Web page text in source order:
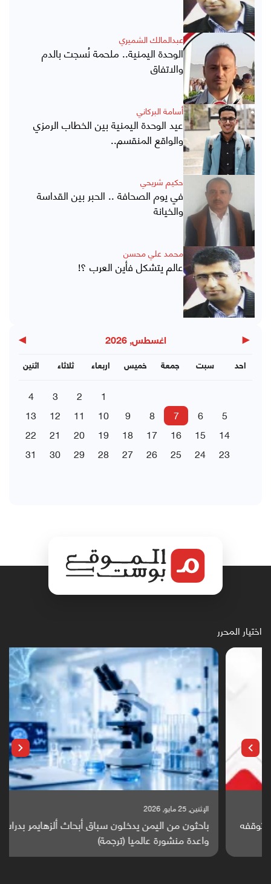
عبدالمالك الشميري
الوحدة اليمنية.. ملحمة نُسجت بالدم
والاتفاق
أسامة البركاني
عيد الوحدة اليمنية بين الخطاب الرمزي
والواقع المنقسم..
حكيم شريحي
في يوم الصحافة .. الحبر بين القداسة
والخيانة
محمد علي محسن
عالم يتشكل فأين العرب ؟!
◀ اغسطس, 2026 ▶
اثنين ثلاثاء اربعاء خميس جمعة سبت احد
1
2
3
4
5
6
7
8
9
10
11
12
13
14
15
16
17
18
19
20
21
22
23
24
25
26
27
28
29
30
31
اختيار المحرر
باحثون من اليمن يدخلون سباق أبحاث ألزهايمر بدراسة
واعدة منشورة عالميا (ترجمة)